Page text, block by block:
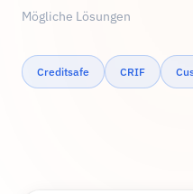
Mögliche Lösungen
Creditsafe CRIF